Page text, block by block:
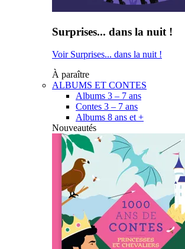
Surprises... dans la nuit !
Voir Surprises... dans la nuit !
À paraître
ALBUMS ET CONTES
Albums 3 – 7 ans
Contes 3 – 7 ans
Albums 8 ans et +
Nouveautés